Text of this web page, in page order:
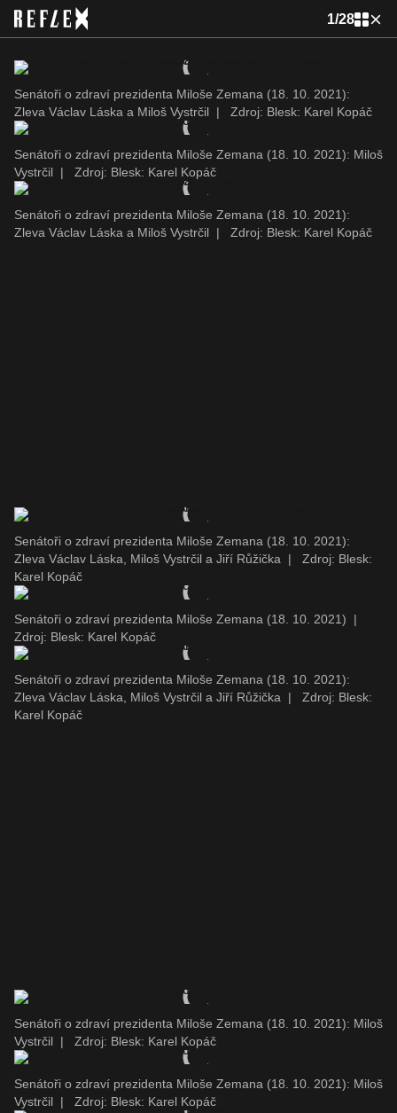
1/28
Senátoři o zdraví prezidenta Miloše Zemana (18. 10. 2021):
Zleva Václav Láska a Miloš Vystrčil | Zdroj: Blesk: Karel Kopáč
Senátoři o zdraví prezidenta Miloše Zemana (18. 10. 2021): Miloš
Vystrčil | Zdroj: Blesk: Karel Kopáč
Senátoři o zdraví prezidenta Miloše Zemana (18. 10. 2021):
Zleva Václav Láska a Miloš Vystrčil | Zdroj: Blesk: Karel Kopáč
Senátoři o zdraví prezidenta Miloše Zemana (18. 10. 2021):
Zleva Václav Láska, Miloš Vystrčil a Jiří Růžička
|
Zdroj: Blesk:
Karel Kopáč
Senátoři o zdraví prezidenta Miloše Zemana (18. 10. 2021)
|
Zdroj: Blesk: Karel Kopáč
Senátoři o zdraví prezidenta Miloše Zemana (18. 10. 2021):
Zleva Václav Láska, Miloš Vystrčil a Jiří Růžička
|
Zdroj: Blesk:
Karel Kopáč
Senátoři o zdraví prezidenta Miloše Zemana (18. 10. 2021): Miloš
Vystrčil | Zdroj: Blesk: Karel Kopáč
Senátoři o zdraví prezidenta Miloše Zemana (18. 10. 2021): Miloš
Vystrčil | Zdroj: Blesk: Karel Kopáč